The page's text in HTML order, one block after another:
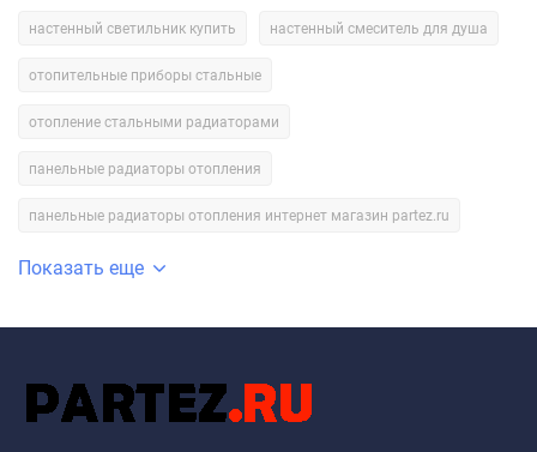
настенный светильник купить настенный смеситель для душа
отопительные приборы стальные
отопление стальными радиаторами
панельные радиаторы отопления
панельные радиаторы отопления интернет магазин partez.ru
Показать еще